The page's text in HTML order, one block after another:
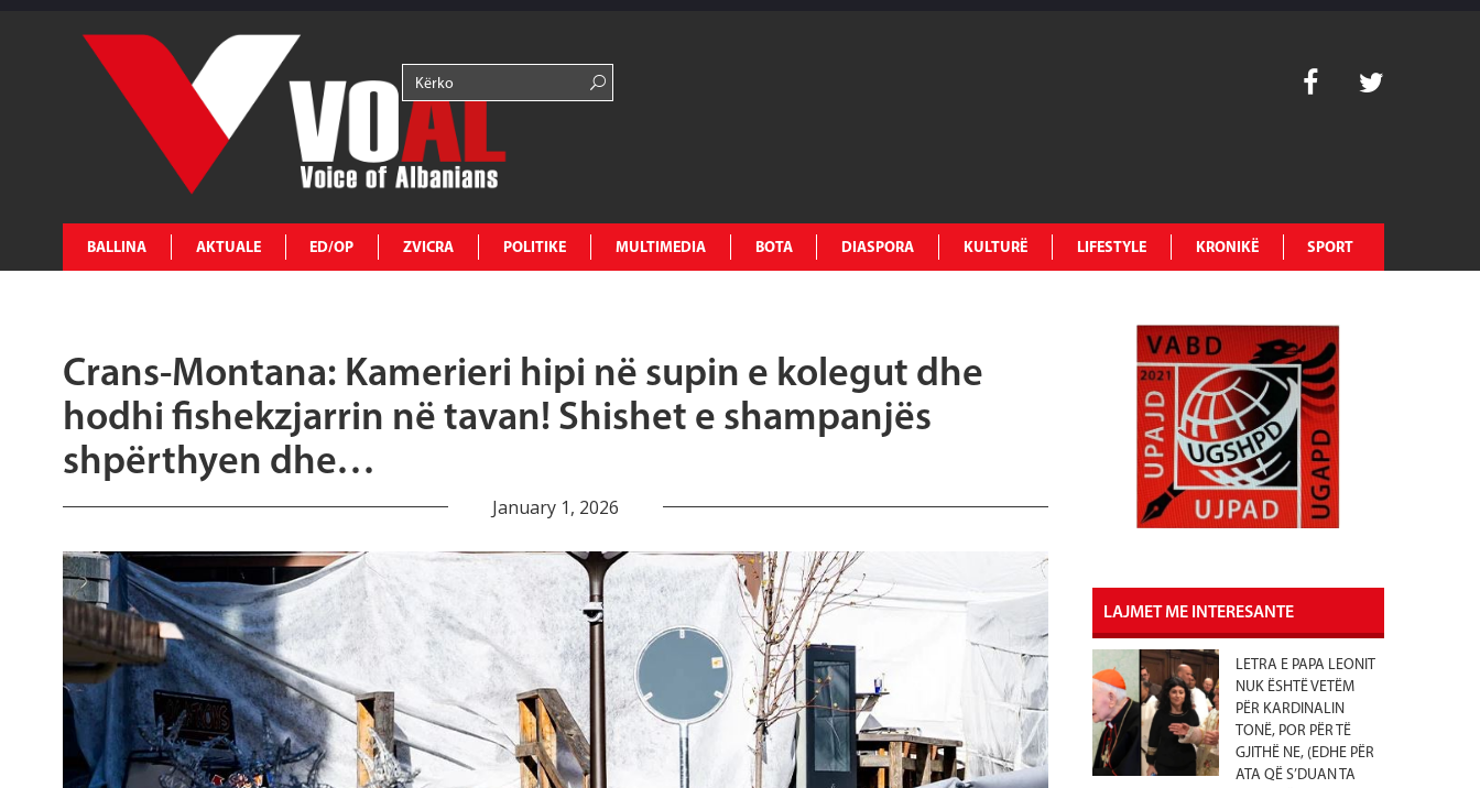
BALLINA AKTUALE ED/OP ZVICRA POLITIKE MULTIMEDIA BOTA DIASPORA KULTURË LIFESTYLE KRONIKË SPORT
Crans-Montana: Kamerieri hipi në supin e kolegut dhe
hodhi fishekzjarrin në tavan! Shishet e shampanjës
shpërthyen dhe…
January 1, 2026
LAJMET ME INTERESANTE
LETRA E PAPA LEONIT
NUK ËSHTË VETËM
PËR KARDINALIN
TONË, POR PËR TË
GJITHË NE, (EDHE PËR
ATA QË S’DUAN TA